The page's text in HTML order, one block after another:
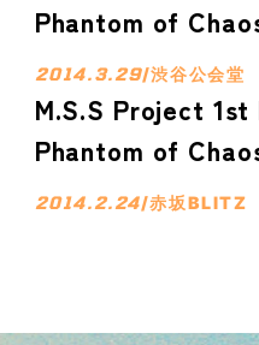
Phantom of
2014.3.29/渋谷公会堂
M.S.S Project 1st
Phantom of
2014.2.24/赤坂BLITZ